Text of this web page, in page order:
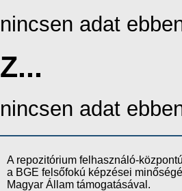
nincsen adat
Z...
nincsen adat
A repozitórium felhasználó-
a BGE felsőfokú képzései
Magyar Állam támogatásával.